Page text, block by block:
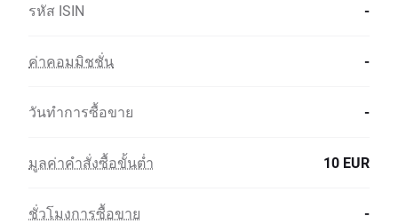
รหัส ISIN -
ค่าคอมมิชชั่น -
วันทำการซื้อขาย -
มูลค่าคำสั่งซื้อขั้นต่ำ 10 EUR
ชั่วโมงการซื้อขาย -